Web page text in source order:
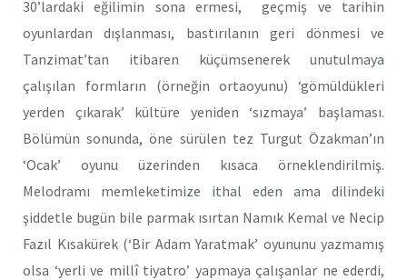
30’lardaki eğilimin sona ermesi, geçmiş ve tarihin
oyunlardan dışlanması, bastırılanın geri dönmesi ve
Tanzimat’tan itibaren küçümsenerek unutulmaya
çalışılan formların (örneğin ortaoyunu) ‘gömüldükleri
yerden çıkarak’ kültüre yeniden ‘sızmaya’ başlaması.
Bölümün sonunda, öne sürülen tez Turgut Özakman’ın
‘Ocak’ oyunu üzerinden kısaca örneklendirilmiş.
Melodramı memleketimize ithal eden ama dilindeki
şiddetle bugün bile parmak ısırtan Namık Kemal ve Necip
Fazıl Kısakürek (‘Bir Adam Yaratmak’ oyununu yazmamış
olsa ‘yerli ve millî tiyatro’ yapmaya çalışanlar ne ederdi,